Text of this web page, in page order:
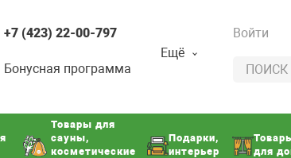
+7 (423) 22-00-797
Бонусная программа
Ещё
Войти
Товары для
сауны,
косметические
Подарки,
интерьер
для